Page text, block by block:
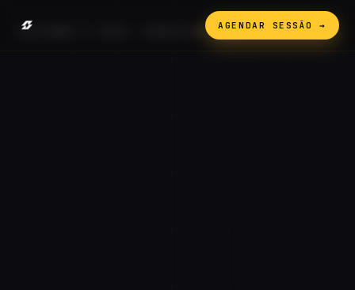
AGENDAR SESSÃO →
PLATINUM // 2026 — RESULTADO REAL